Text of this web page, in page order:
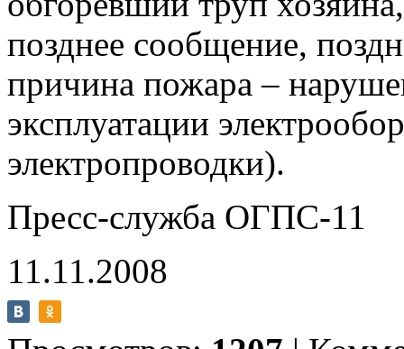
позднее сообщение,
причина пожара –
эксплуатации
электропроводки).
Пресс-служба ОГПС-11
11.11.2008